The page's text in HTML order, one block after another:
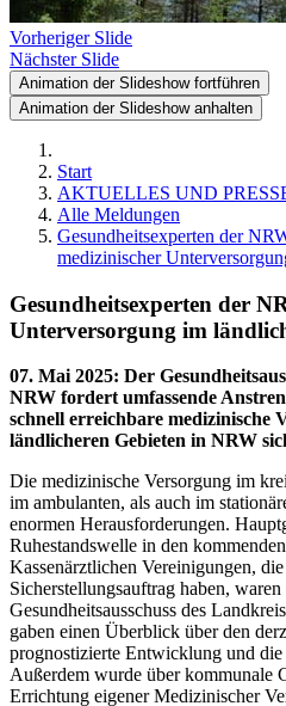
Vorheriger Slide
Nächster Slide
Animation der Slideshow fortführen
Animation der Slideshow anhalten
Start
AKTUELLES UND
Alle Meldungen
Gesundheitsexperten der
medizinischer
Gesundheitsexperten der
Unterversorgung im
07. Mai 2025: Der
NRW fordert umfassende
schnell erreichbare medizinische
ländlicheren Gebieten in NRW
Die medizinische Versorgung im
im ambulanten, als auch im
enormen Herausforderungen.
Ruhestandswelle in den
Kassenärztlichen Vereinigungen,
Sicherstellungsauftrag haben,
Gesundheitsausschuss des
gaben einen Überblick über den
prognostizierte Entwicklung und
Außerdem wurde über kommunale
Errichtung eigener Medizinischer